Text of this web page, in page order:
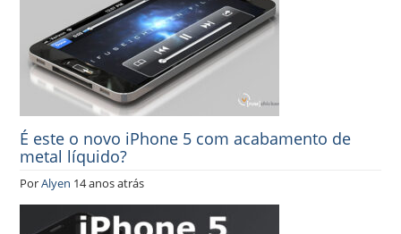
É este o novo iPhone 5 com acabamento de
metal líquido?
PorAlyen 14 anos atrás